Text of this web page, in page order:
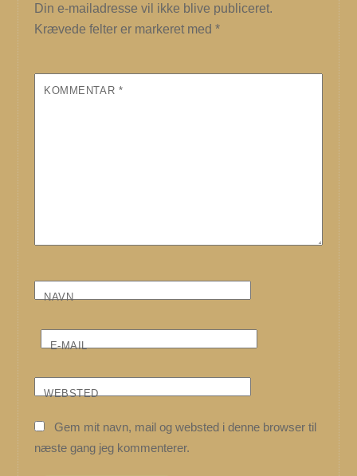
Din e-mailadresse vil ikke blive publiceret.
Krævede felter er markeret med*
KOMMENTAR *
NAVN
E-MAIL
WEBSTED
Gem mit navn, mail og websted i denne browser til
næste gang jeg kommenterer.